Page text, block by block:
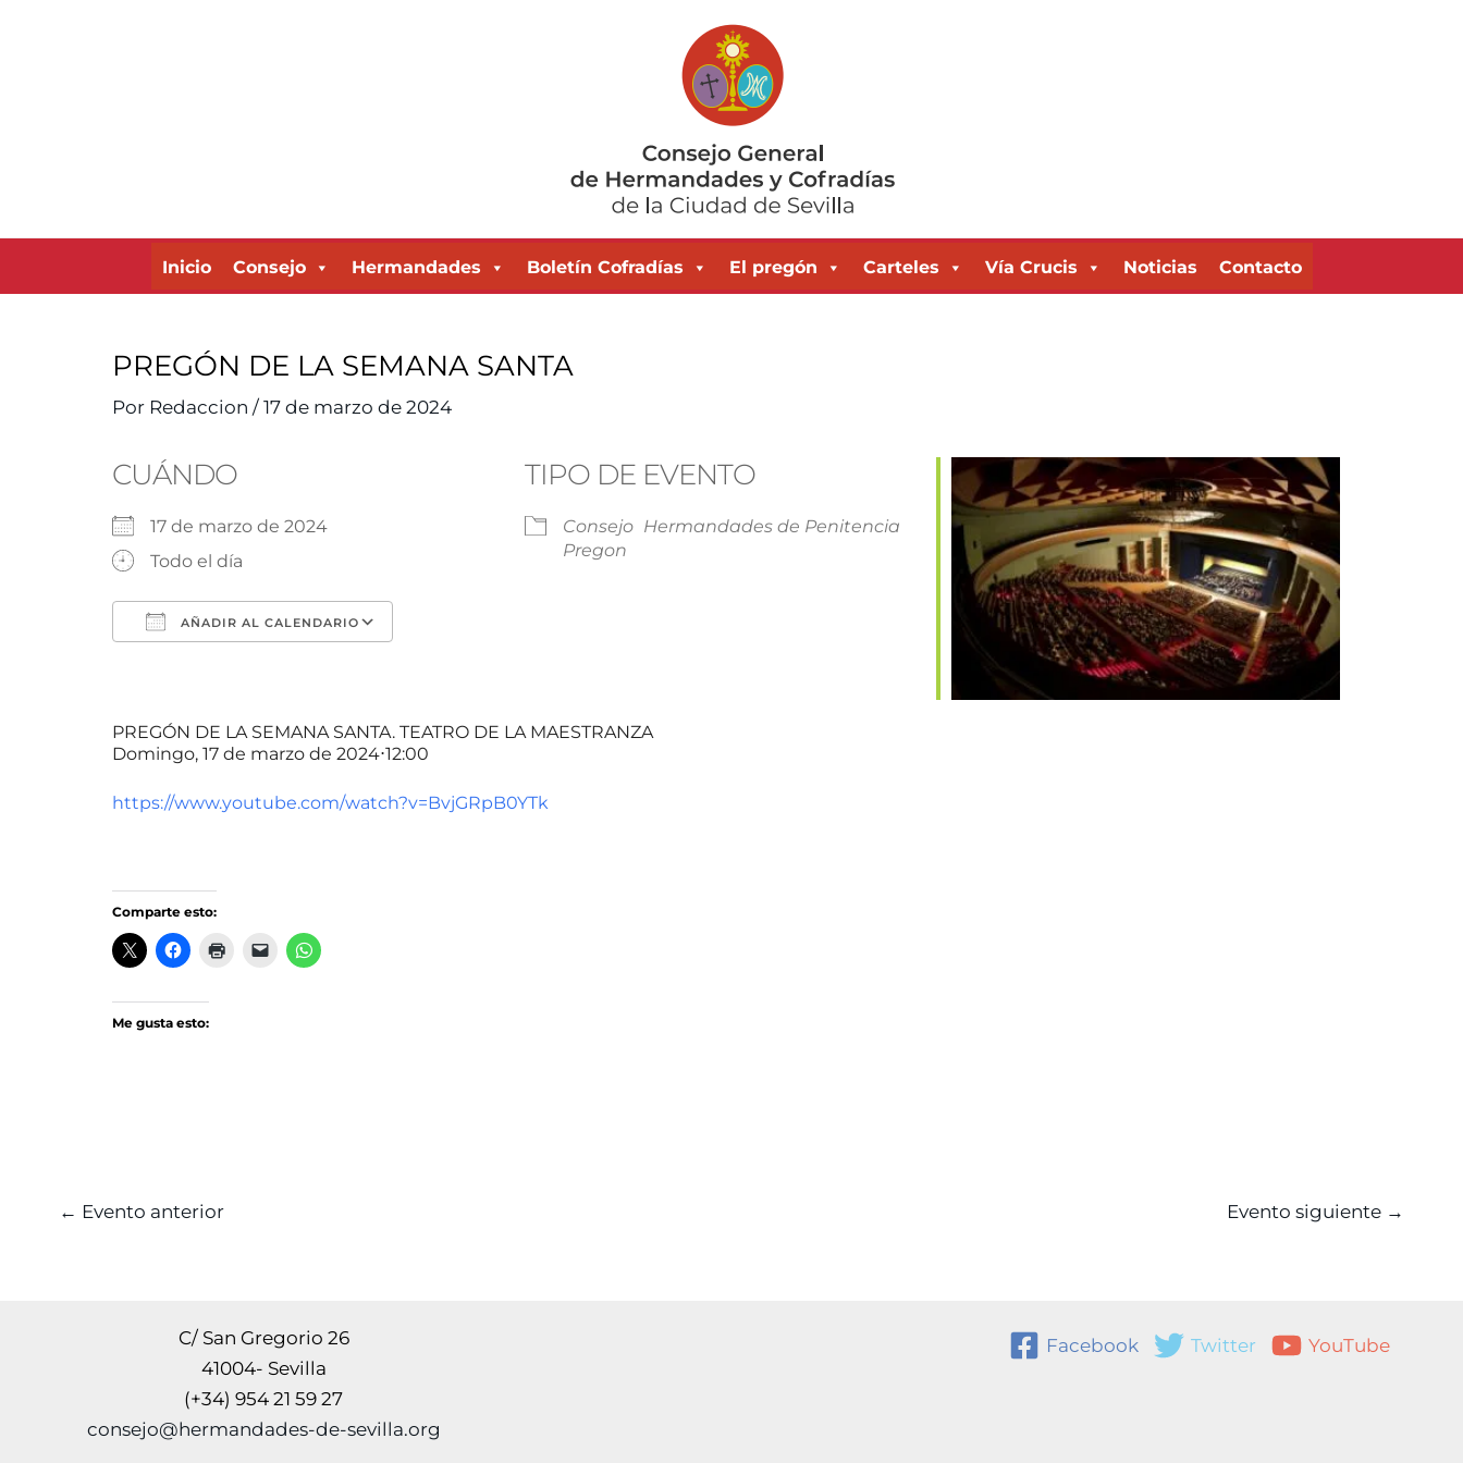
Inicio Consejo Hermandades Boletín Cofradías El pregón Carteles Vía Crucis Noticias Contacto
PREGÓN DE LA SEMANA SANTA
Por Redaccion / 17 de marzo de 2024
CUÁNDO
17 de marzo de 2024
Todo el día
AÑADIR AL CALENDARIO
Outlook Live
TIPO DE EVENTO
Consejo Hermandades de Penitencia
Pregon
PREGÓN DE LA SEMANA SANTA. TEATRO DE LA MAESTRANZA
Domingo, 17 de marzo de 2024⋅12:00
https://www.youtube.com/watch?v=BvjGRpB0YTk
Comparte esto:
Me gusta esto:
← Evento anterior Evento siguiente →
C/ San Gregorio 26
41004- Sevilla
(+34) 954 21 59 27
consejo@hermandades-de-sevilla.org
Facebook Twitter YouTube